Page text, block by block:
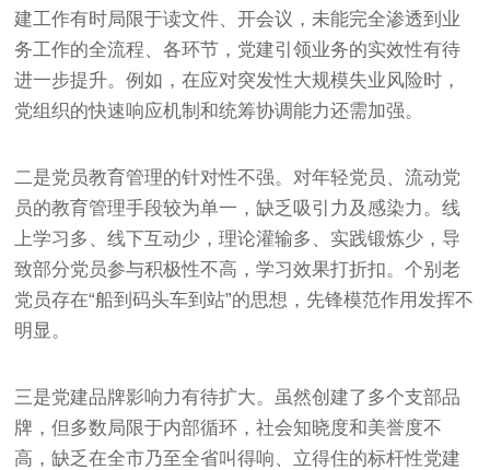
建工作有时局限于读文件、开会议，未能完全渗透到业
务工作的全流程、各环节，党建引领业务的实效性有待
进一步提升。例如，在应对突发性大规模失业风险时，
党组织的快速响应机制和统筹协调能力还需加强。
二是党员教育管理的针对性不强。对年轻党员、流动党
员的教育管理手段较为单一，缺乏吸引力及感染力。线
上学习多、线下互动少，理论灌输多、实践锻炼少，导
致部分党员参与积极性不高，学习效果打折扣。个别老
党员存在“船到码头车到站”的思想，先锋模范作用发挥不
明显。
三是党建品牌影响力有待扩大。虽然创建了多个支部品
牌，但多数局限于内部循环，社会知晓度和美誉度不
高，缺乏在全市乃至全省叫得响、立得住的标杆性党建